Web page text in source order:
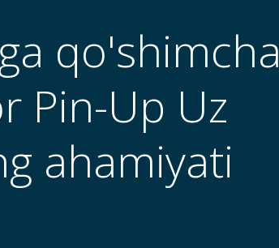
qo'shimcha
Pin-Up Uz
ahamiyati